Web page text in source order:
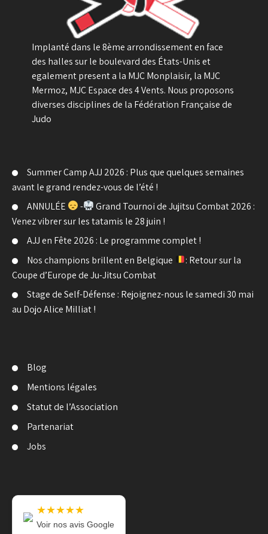
Implanté dans le 8ème arrondissement en face
des halles sur le boulevard des États-Unis et
egalement present a la MJC Monplaisir, la MJC
Mermoz, MJC Espace des 4 Vents. Nous proposons
diverses disciplines de la Fédération Française de
Judo
Summer Camp AJJ 2026 : Plus que quelques semaines
avant le grand rendez-vous de l’été !
ANNULÉE
-
Grand Tournoi de Jujitsu Combat 2026 :
Venez vibrer sur les tatamis le 28 juin !
AJJ en Fête 2026 : Le programme complet !
Nos champions brillent en Belgique
: Retour sur la
Coupe d’Europe de Ju-Jitsu Combat
Stage de Self-Défense : Rejoignez-nous le samedi 30 mai
au Dojo Alice Milliat !
Blog
Mentions légales
Statut de l’Association
Partenariat
Jobs
★★★★★
Voir nos avis Google